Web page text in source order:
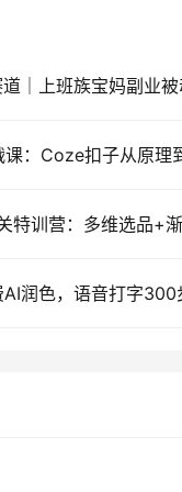
｜上班族宝妈副业